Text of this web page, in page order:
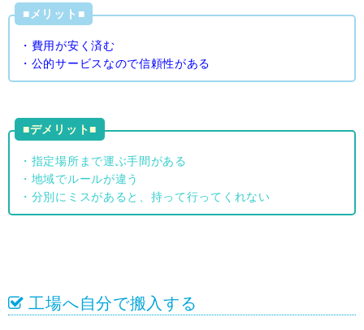
■メリット■
・費用が安く済む
・公的サービスなので信頼性がある
■デメリット■
・指定場所まで運ぶ手間がある
・地域でルールが違う
・分別にミスがあると、持って行ってくれない
工場へ自分で搬入する